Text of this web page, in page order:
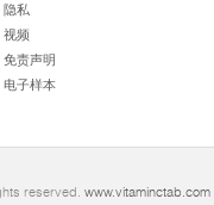
隐私
视频
免责声明
电子样本
reserved. www.vitaminctab.com